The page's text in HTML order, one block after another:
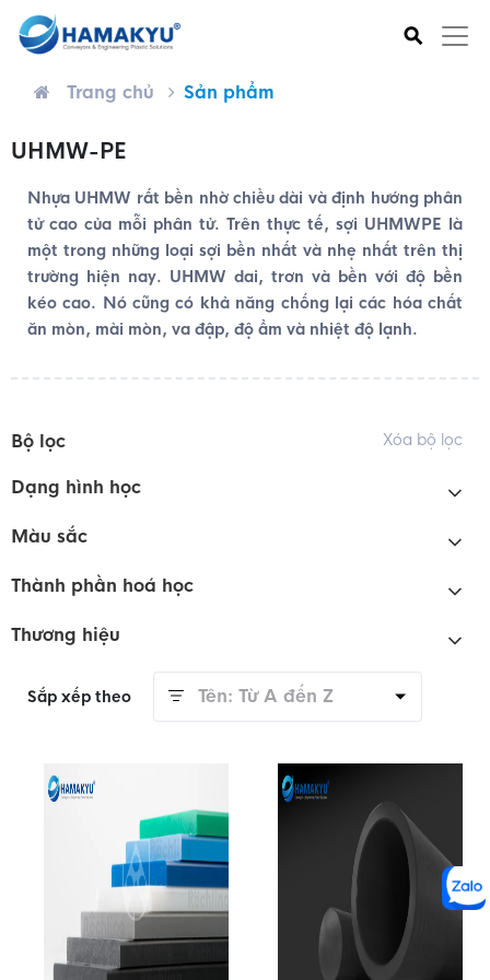
⚲
Trang chủ Sản phẩm
UHMW-PE
Nhựa UHMW rất bền nhờ chiều dài và định hướng phân
tử cao của mỗi phân tử. Trên thực tế, sợi UHMWPE là
một trong những loại sợi bền nhất và nhẹ nhất trên thị
trường hiện nay. UHMW dai, trơn và bền với độ bền
kéo cao. Nó cũng có khả năng chống lại các hóa chất
ăn mòn, mài mòn, va đập, độ ẩm và nhiệt độ lạnh.
Bộ lọc Xóa bộ lọc
Dạng hình học
Màu sắc
Thành phần hoá học
Thương hiệu
Sắp xếp theo Tên: Từ A đến Z